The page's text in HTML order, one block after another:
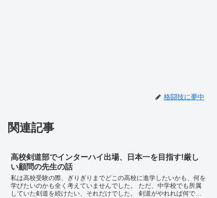
格闘技に夢中
関連記事
高校剣道部でインターハイ出場、日本一を目指す!厳し
い顧問の先生の話
私は高校受験の際、ぎりぎりまでどこの高校に進学したいかも、何を
学びたいのかも全く考えていませんでした。 ただ、中学校でも所属
していた剣道を続けたい、それだけでした。 剣道がやれれば何でも